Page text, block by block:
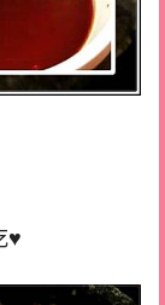
♥